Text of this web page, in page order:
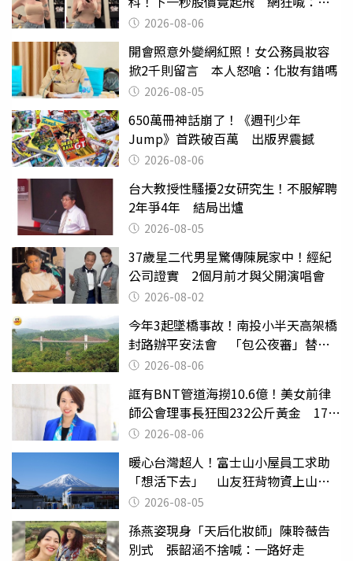
天龍2026-08-06
開會照意外變網紅照！女公務員妝容
掀2千則留言 本人怒嗆：化妝有錯嗎
2026-08-05
650萬冊神話崩了！《週刊少年
Jump》首跌破百萬 出版界震撼
2026-08-06
台大教授性騷擾2女研究生！不服解聘
2年爭4年 結局出爐
2026-08-05
37歲星二代男星驚傳陳屍家中！經紀
公司證實 2個月前才與父開演唱會
2026-08-02
今年3起墜橋事故！南投小半天高架橋
封路辦平安法會 「包公夜審」替亡
魂伸冤
2026-08-06
誆有BNT管道海撈10.6億！美女前律
師公會理事長狂囤232公斤黃金 17人
遭起訴
2026-08-06
暖心台灣超人！富士山小屋員工求助
「想活下去」 山友狂背物資上山：
台灣真的是寶島
2026-08-05
孫燕姿現身「天后化妝師」陳聆薇告
別式 張韶涵不捨喊：一路好走